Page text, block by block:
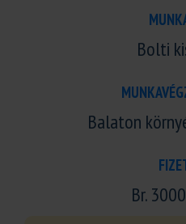
Bolti
Balaton
Br.